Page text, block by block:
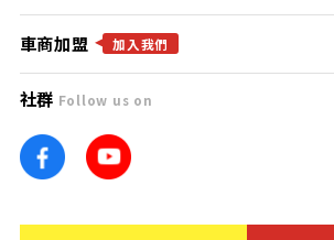
隱私權政策
團隊
車訊網
台灣優良中古車商大獎
找好車
找好店
找海外車
消費者評價
合作夥伴
廣告合作
車商加盟 加入我們
社群 Follow us on